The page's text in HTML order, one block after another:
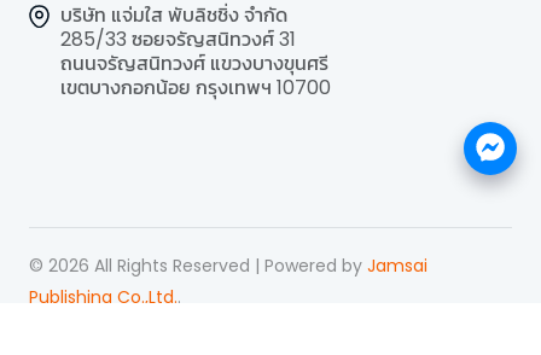
บริษัท แจ่มใส พับลิชชิ่ง จำกัด
285/33 ซอยจรัญสนิทวงศ์ 31
ถนนจรัญสนิทวงศ์ แขวงบางขุนศรี
เขตบางกอกน้อย กรุงเทพฯ 10700
© 2026 All Rights Reserved | Powered by Jamsai
Publishing Co.,Ltd..